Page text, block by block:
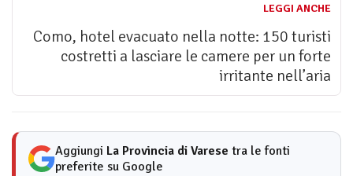
LEGGI ANCHE
Como, hotel evacuato nella notte: 150 turisti
costretti a lasciare le camere per un forte
irritante nell’aria
Aggiungi La Provincia di Varese tra le fonti
preferite su Google